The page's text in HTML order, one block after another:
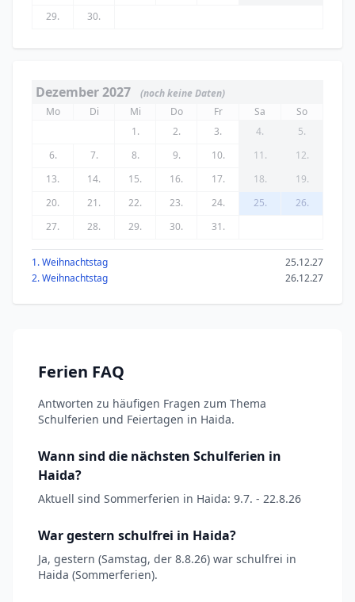
29.
30.
Dezember 2027
(noch keine Daten)
Mo
Di Mi Do Fr Sa
So
1.
2. 3. 4.
5.
6.
7. 8. 9. 10. 11.
12.
13.
14. 15. 16. 17. 18.
19.
20.
21. 22. 23. 24. 25.
26.
27.
28. 29. 30. 31.
1. Weihnachtstag
25.12.27
2. Weihnachtstag
26.12.27
Ferien FAQ
Antworten zu häufigen Fragen zum Thema
Schulferien und Feiertagen in Haida.
Wann sind die nächsten Schulferien in
Haida?
Aktuell sind Sommerferien in Haida: 9.7. - 22.8.26
War gestern schulfrei in Haida?
Ja, gestern (Samstag, der 8.8.26) war schulfrei in
Haida (Sommerferien).